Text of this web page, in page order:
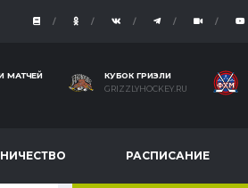
МАТЧЕЙ
КУБОК ГРИЗЛИ
GRIZZLYHOCKEY.RU
РАСПИСАНИЕ